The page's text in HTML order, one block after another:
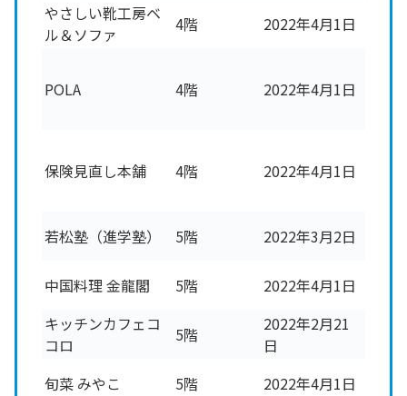
やさしい靴工房ベ
ル＆ソファ
4階 2022年4月1日
POLA 4階 2022年4月1日
保険見直し本舗 4階 2022年4月1日
若松塾（進学塾） 5階 2022年3月2日
中国料理 金龍閣 5階
2022年4月1日
キッチンカフェコ
コロ
5階
2022年2月21
日
旬菜 みやこ
5階 2022年4月1日